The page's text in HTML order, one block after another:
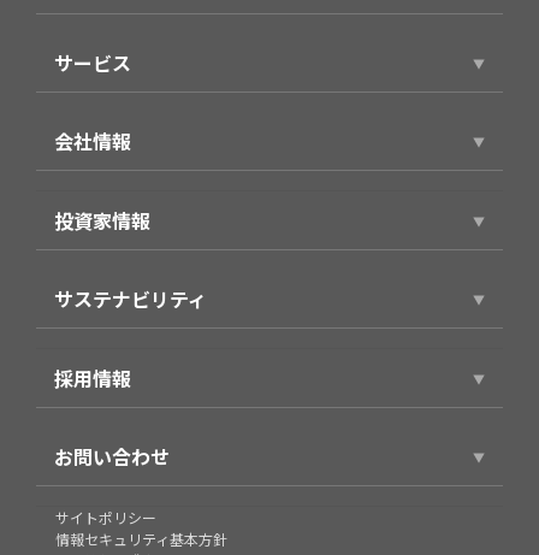
サービス
スマホアプリ（個人向け）
製品・サービス（法人向け）
事例紹介
会社情報
代表ごあいさつ
役員プロフィール
企業理念・パーパス
会社概要
沿革
グループ
投資家情報
経営方針
財務業績情報
株式情報
IRライブラリ
個人投資家の皆様へ
IRカレンダー
サステナビリティ
環境
社会
企業統治
採用情報
新卒採用
キャリア採用
お問い合わせ
お問い合わせ
サイトポリシー
情報セキュリティ基本方針